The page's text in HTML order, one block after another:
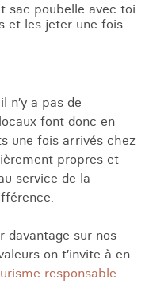
sac poubelle avec toi
et les jeter une fois
n’y a pas de
font donc en
une fois arrivés chez
propres et
service de la
davantage sur nos
on t’invite à en
responsable